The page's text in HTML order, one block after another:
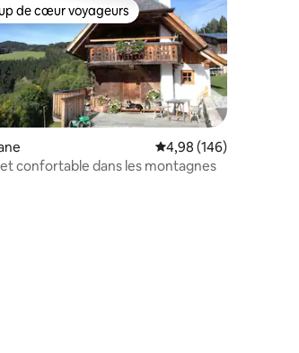
sur la base de 13 commentaires : 4,92 sur 5
de cœur voyageurs
de cœur voyageurs
Évaluation moyenne
4,98 (146)
confortable dans les montagnes